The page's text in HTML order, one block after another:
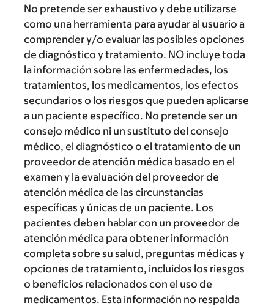
No pretende ser exhaustivo y debe utilizarse
como una herramienta para ayudar al usuario a
comprender y/o evaluar las posibles opciones
de diagnóstico y tratamiento. NO incluye toda
la información sobre las enfermedades, los
tratamientos, los medicamentos, los efectos
secundarios o los riesgos que pueden aplicarse
a un paciente específico. No pretende ser un
consejo médico ni un sustituto del consejo
médico, el diagnóstico o el tratamiento de un
proveedor de atención médica basado en el
examen y la evaluación del proveedor de
atención médica de las circunstancias
específicas y únicas de un paciente. Los
pacientes deben hablar con un proveedor de
atención médica para obtener información
completa sobre su salud, preguntas médicas y
opciones de tratamiento, incluidos los riesgos
o beneficios relacionados con el uso de
medicamentos. Esta información no respalda